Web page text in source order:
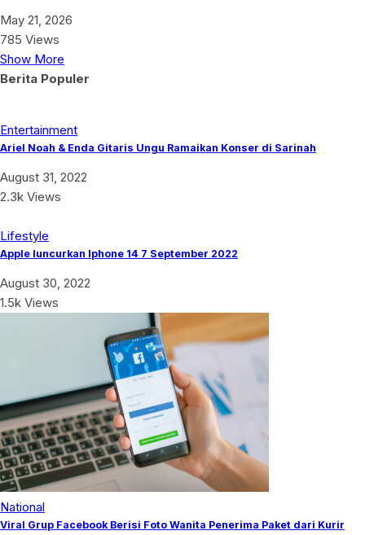
May 21, 2026
785 Views
Show More
Berita Populer
Entertainment
Ariel Noah & Enda Gitaris Ungu Ramaikan Konser di Sarinah
August 31, 2022
2.3k Views
Lifestyle
Apple luncurkan Iphone 14 7 September 2022
August 30, 2022
1.5k Views
National
Viral Grup Facebook Berisi Foto Wanita Penerima Paket dari Kurir